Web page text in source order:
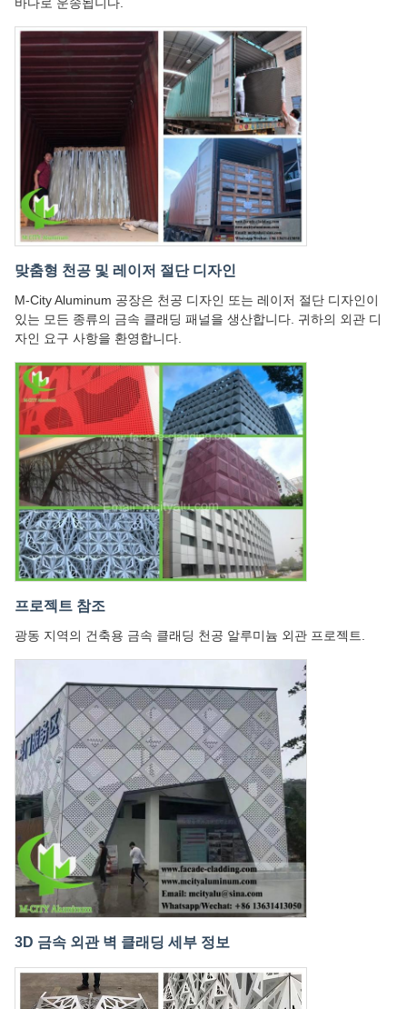
맞춤형 천공 및 레이저 절단 디자인
M-City Aluminum 공장은 천공 디자인 또는 레이저 절단 디자인이
있는 모든 종류의 금속 클래딩 패널을 생산합니다. 귀하의 외관 디
자인 요구 사항을 환영합니다.
프로젝트 참조
광동 지역의 건축용 금속 클래딩 천공 알루미늄 외관 프로젝트.
3D 금속 외관 벽 클래딩 세부 정보